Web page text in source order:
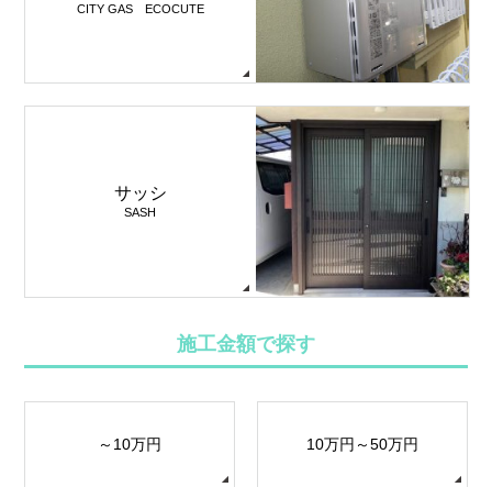
CITY GAS ECOCUTE
サッシ
SASH
施工金額で探す
～10万円 10万円～50万円